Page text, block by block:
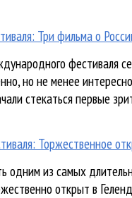
Три фильма о
фестиваля
но не менее
стекаться первые
Торжественное
из самых
открыт в